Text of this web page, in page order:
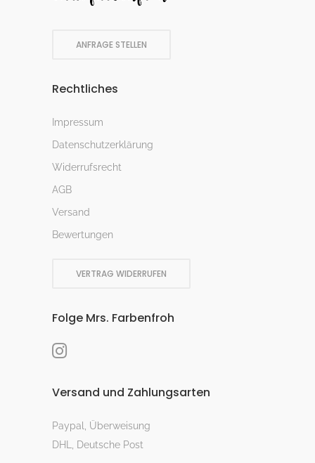
ANFRAGE STELLEN
Rechtliches
Impressum
Datenschutzerklärung
Widerrufsrecht
AGB
Versand
Bewertungen
VERTRAG WIDERRUFEN
Folge Mrs. Farbenfroh
Versand und Zahlungsarten
Paypal, Überweisung
DHL, Deutsche Post